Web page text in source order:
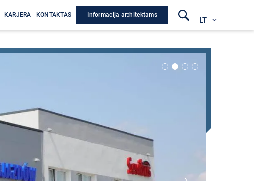
KARJERA KONTAKTAS Informacija architektams
LT